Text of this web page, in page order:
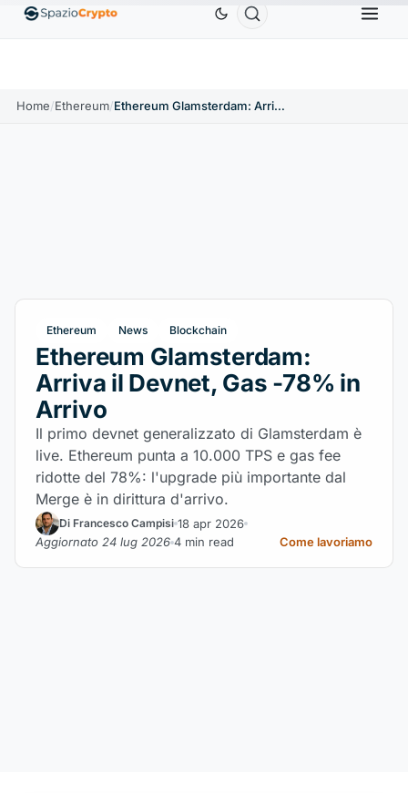
EthereumETH1.880,58 USD TetherUSDT 0,9991 USD BNBBNB
Home/Ethereum/ Ethereum Glamsterdam: Arriva il Devnet, Gas -78% in Arrivo
Ethereum News Blockchain
Ethereum Glamsterdam:
Arriva il Devnet, Gas -78% in
Arrivo
Il primo devnet generalizzato di Glamsterdam è
live. Ethereum punta a 10.000 TPS e gas fee
ridotte del 78%: l'upgrade più importante dal
Merge è in dirittura d'arrivo.
Di Francesco Campisi 18 apr 2026
Aggiornato 24 lug 2026 4 min read Come lavoriamo